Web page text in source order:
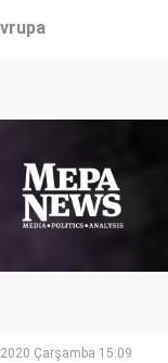
Çarşamba 15:09